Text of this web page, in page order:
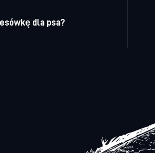
wpisu
dla psa?